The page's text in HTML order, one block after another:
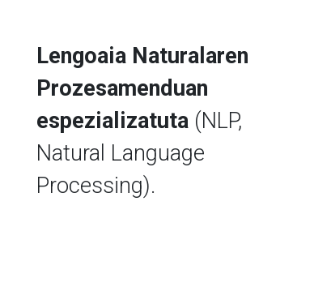
Lengoaia Naturalaren
Prozesamenduan
espezializatuta (NLP,
Natural Language
Processing).